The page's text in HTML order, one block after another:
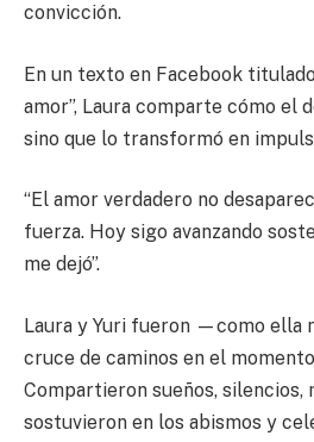
convicción.
En un texto en Facebook
amor”, Laura comparte cómo el
sino que lo transformó en
“El amor verdadero no
fuerza. Hoy sigo avanzando
me dejó”.
Laura y Yuri fueron —como ella
cruce de caminos en el
Compartieron sueños, silencios,
sostuvieron en los abismos y